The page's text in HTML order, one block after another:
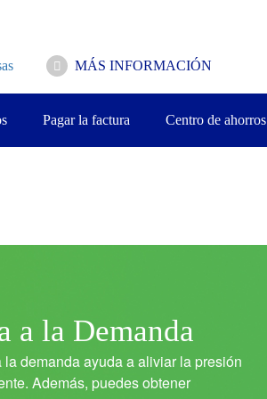
MÁS INFORMACIÓN
Pagar la factura Centro de ahorros
a la Demanda
demanda ayuda a aliviar la presión
Además, puedes obtener